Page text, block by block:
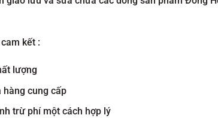
kết :
lượng
hàng cung cấp
trừ phí một cách hợp lý